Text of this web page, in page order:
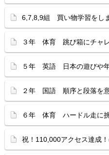
6,7,8,9組 買い物学習をし
３年 体育 跳び箱にチャ
５年 英語 日本の遊びや
２年 国語 順序と段落を
６年 体育 ハードル走に
祝！110,000アクセス達成